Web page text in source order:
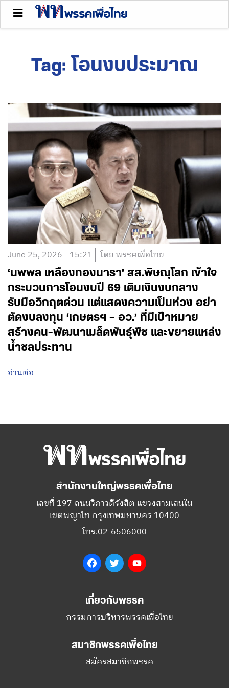
Tag: โอนงบประมาณ
June 25, 2026 - 15:21 โดย พรรคเพื่อไทย
‘นพพล เหลืองทองนารา’ สส.พิษณุโลก เข้าใจ
กระบวนการโอนงบปี 69 เติมเงินงบกลาง
รับมือวิกฤตด่วน แต่แสดงความเป็นห่วง อย่า
ตัดงบลงทุน ‘เกษตรฯ – อว.’ ที่มีเป้าหมาย
สร้างคน-พัฒนาเมล็ดพันธุ์พืช และขยายแหล่ง
น้ำชลประทาน
อ่านต่อ
สำนักงานใหญ่พรรคเพื่อไทย
เลขที่ 197 ถนนวิภาวดีรังสิต แขวงสามเสนใน
เขตพญาไท กรุงเทพมหานคร 10400
โทร.02-6506000
FacebookTwitter
เกี่ยวกับพรรค
กรรมการบริหารพรรคเพื่อไทย
สมาชิกพรรคเพื่อไทย
สมัครสมาชิกพรรค